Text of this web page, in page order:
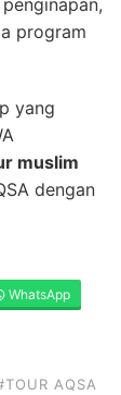
program
yang
muslim
dengan
WhatsApp
AQSA